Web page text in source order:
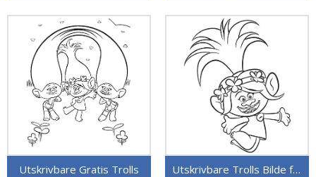
Utskrivbare Gratis Trolls Utskrivbare Trolls Bilde for Barn